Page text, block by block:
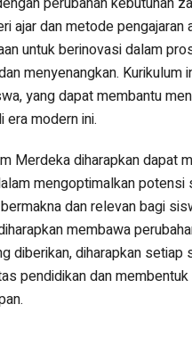
ajar dan metode
untuk berinovasi dalam
menyenangkan.
yang dapat membantu
era modern ini.
Merdeka diharapkan dapat
mengoptimalkan
dan relevan bagi
membawa
diberikan, diharapkan
pendidikan dan